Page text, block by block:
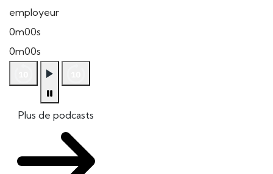
employeur
0m00s
0m00s
Plus de podcasts